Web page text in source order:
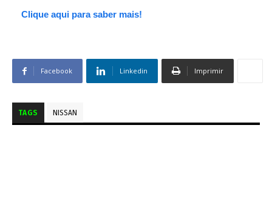
Clique aqui para saber mais!
Facebook Linkedin Imprimir
TAGS NISSAN